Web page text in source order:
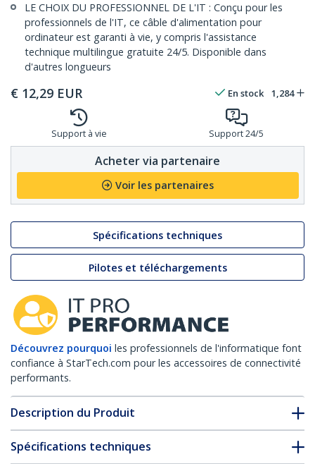
LE CHOIX DU PROFESSIONNEL DE L'IT : Conçu pour les
professionnels de l'IT, ce câble d'alimentation pour
ordinateur est garanti à vie, y compris l'assistance
technique multilingue gratuite 24/5. Disponible dans
d'autres longueurs
€ 12,29 EUR En stock 1,284
Support à vie Support 24/5
Acheter via partenaire
Voir les partenaires
Spécifications techniques
Pilotes et téléchargements
Découvrez pourquoi les professionnels de l'informatique font
confiance à StarTech.com pour les accessoires de connectivité
performants.
Description du Produit
Spécifications techniques